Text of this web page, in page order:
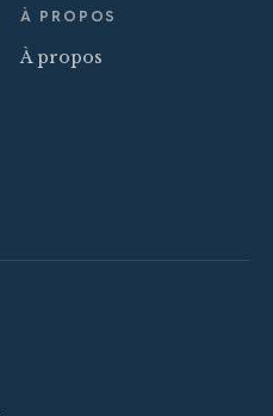
À PROPOS
À propos